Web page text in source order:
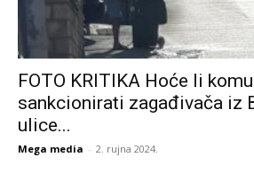
FOTO KRITIKA Hoće li
sankcionirati zagađivača iz
ulice...
Mega media - 2. rujna 2024.